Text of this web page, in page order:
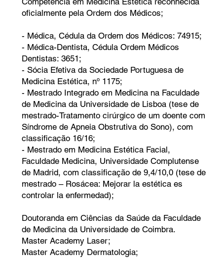
oficialmente pela Ordem dos Médicos;
- Médica, Cédula da Ordem dos Médicos: 74915;
- Médica-Dentista, Cédula Ordem Médicos
Dentistas: 3651;
- Sócia Efetiva da Sociedade Portuguesa de
Medicina Estética, nº 1175;
- Mestrado Integrado em Medicina na Faculdade
de Medicina da Universidade de Lisboa (tese de
mestrado-Tratamento cirúrgico de um doente com
Síndrome de Apneia Obstrutiva do Sono), com
classificação 16/16;
- Mestrado em Medicina Estética Facial,
Faculdade Medicina, Universidade Complutense
de Madrid, com classificação de 9,4/10,0 (tese de
mestrado – Rosácea: Mejorar la estética es
controlar la enfermedad);
Doutoranda em Ciências da Saúde da Faculdade
de Medicina da Universidade de Coimbra.
Master Academy Laser;
Master Academy Dermatologia;